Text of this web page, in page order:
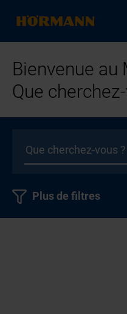
Bienvenue au
Que
Plus de filtres